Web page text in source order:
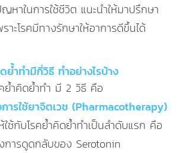
าในการใช้ชีวิต แนะนำให้มาปรึกษา
าะโรคมีทางรักษาให้อาการดีขึ้นได้
ย้ำทำมีกี่วิธี ทำอย่างไรบ้าง
ย้ำคิดย้ำทำ มี 2 วิธี คือ
ารใช้ยาจิตเวช (Pharmacotherapy)
ช้กับโรคย้ำคิดย้ำทำเป็นลำดับแรก คือ
ารดูดกลับของ Serotonin